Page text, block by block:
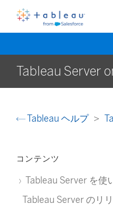
Tableau Server
Tableau ヘルプ
コンテンツ
Tableau Server を使
Tableau Server のリ